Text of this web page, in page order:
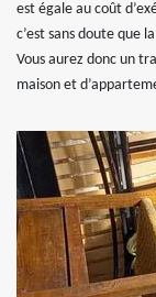
est égale au coût
c’est sans doute que
Vous aurez donc un
maison et